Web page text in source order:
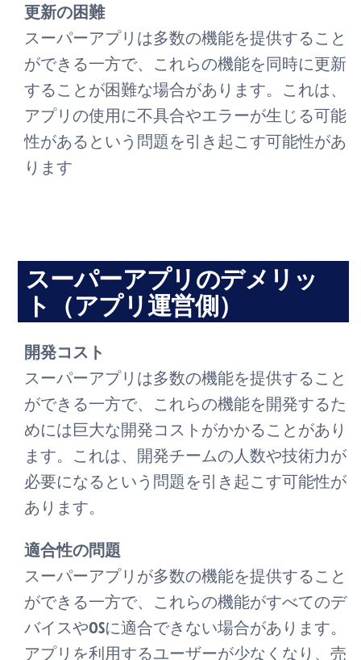
更新の困難
スーパーアプリは多数の機能を提供すること
ができる一方で、これらの機能を同時に更新
することが困難な場合があります。これは、
アプリの使用に不具合やエラーが生じる可能
性があるという問題を引き起こす可能性があ
ります
スーパーアプリのデメリッ
ト（アプリ運営側）
開発コスト
スーパーアプリは多数の機能を提供すること
ができる一方で、これらの機能を開発するた
めには巨大な開発コストがかかることがあり
ます。これは、開発チームの人数や技術力が
必要になるという問題を引き起こす可能性が
あります。
適合性の問題
スーパーアプリが多数の機能を提供すること
ができる一方で、これらの機能がすべてのデ
バイスやOSに適合できない場合があります。
アプリを利用するユーザーが少なくなり、売